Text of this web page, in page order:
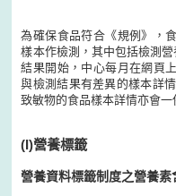
為確保食品符合《規例》，
樣本作檢測，其中包括檢測
結果開始，中心每月在網頁
與檢測結果有差異的樣本詳
致敏物的食品樣本詳情亦會一
(I)營養標籤
營養資料標籤制度之營養素